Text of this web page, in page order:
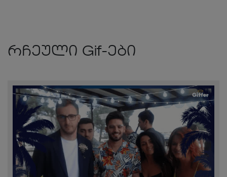
რჩეული Gif-ები